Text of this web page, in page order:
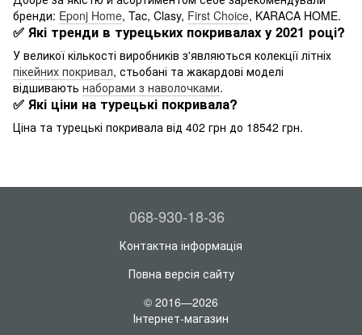
бренди: Eponj Home, Tac, Clasy, First Choice, KARACA HOME.
✅ Які тренди в турецьких покривалах у 2021 році?
У великої кількості виробників з'являються колекції літніх
пікейних покривал, стьобані та жакардові моделі
відшивають наборами з наволочками.
✅ Які ціни на турецькі покривала?
Ціна та турецькі покривала від 402 грн до 18542 грн.
068-930-18-36
Контактна інформація
Повна версія сайту
© 2016—2026
Інтернет-магазин